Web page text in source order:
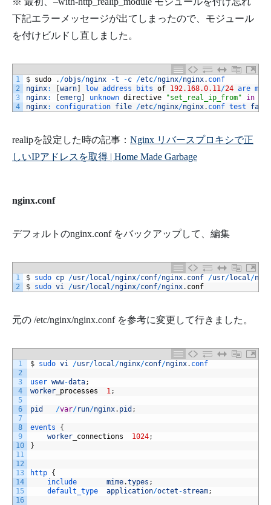
下記エラーメッセージが出てしまったので、モジュール
を付けビルドし直しました。
1
2
3
4
$ sudo . /objs/nginx -t -c /etc/nginx/nginx. conf
nginx: warn low address bits of 192.168.0.11/24 are
nginx: emerg unknown directive "set_real_ip_from" in
nginx: configuration file /etc/nginx/nginx. conf test
realipを設定した時の記事： Nginx リバースプロキシで正
しいIPアドレスを取得 | Home Made Garbage
nginx.conf
デフォルトのnginx.conf をバックアップして、編集
1
2
$ sudo cp /usr/local/nginx/conf/nginx. conf /usr/local/
$ sudo vi /usr/local/nginx/conf/nginx. conf
元の /etc/nginx/nginx.conf を参考に変更して行きました。
1
2
3
4
5
6
7
8
9
10
11
12
13
14
15
16
$ sudo vi /usr/local/nginx/conf/nginx. conf
user www-data;
worker processes 1;
pid /var/run/nginx. pid ;
events
{
worker connections 1024;
}
http {
include mime.types ;
default_type application/octet -stream;